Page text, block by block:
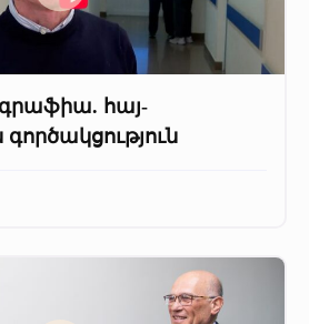
հայ-